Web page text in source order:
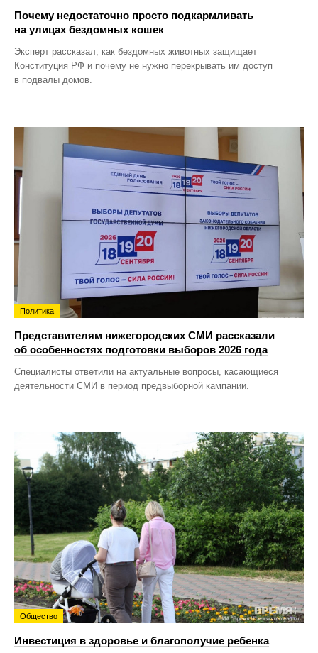
Почему недостаточно просто подкармливать
на улицах бездомных кошек
Эксперт рассказал, как бездомных животных защищает
Конституция РФ и почему не нужно перекрывать им доступ
в подвалы домов.
Политика
Представителям нижегородских СМИ рассказали
об особенностях подготовки выборов 2026 года
Специалисты ответили на актуальные вопросы, касающиеся
деятельности СМИ в период предвыборной кампании.
Общество
Инвестиция в здоровье и благополучие ребенка